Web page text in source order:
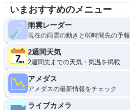
いまおすすめのメニュー
雨雲レーダー
現在の雨雲の動きと60時間先の予報
2週間天気
2週間先までの天気・気温を掲載
アメダス
アメダスの最新情報をチェック
ライブカメラ